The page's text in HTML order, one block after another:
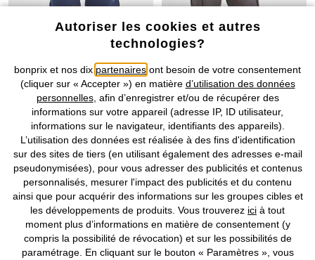
Bermuda sweat
CHF 20,95
Bermuda cargo regular
CHF 44,95
Autoriser les cookies et autres
technologies?
bonprix et nos dix partenaires ont besoin de votre consentement
(cliquer sur « Accepter ») en matière d’utilisation des données
personnelles, afin d’enregistrer et/ou de récupérer des
informations sur votre appareil (adresse IP, ID utilisateur,
informations sur le navigateur, identifiants des appareils).
L’utilisation des données est réalisée à des fins d'identification
sur des sites de tiers (en utilisant également des adresses e-mail
pseudonymisées), pour vous adresser des publicités et contenus
personnalisés, mesurer l'impact des publicités et du contenu
ainsi que pour acquérir des informations sur les groupes cibles et
les développements de produits. Vous trouverez ici à tout
moment plus d’informations en matière de consentement (y
compris la possibilité de révocation) et sur les possibilités de
paramétrage. En cliquant sur le bouton « Paramètres », vous